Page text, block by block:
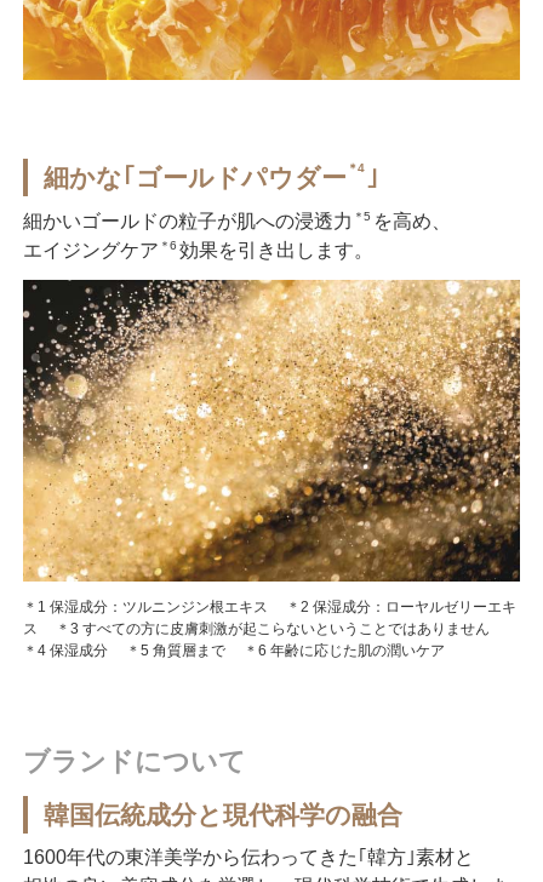
細かな｢ゴールドパウダー ＊4 ｣
細かいゴールドの粒子が肌への浸透力 ＊5 を高め、
エイジングケア ＊6 効果を引き出します。
＊1 保湿成分：ツルニンジン根エキス ＊2 保湿成分：ローヤルゼリーエキ
ス ＊3 すべての方に皮膚刺激が起こらないということではありません
＊4 保湿成分 ＊5 角質層まで ＊6 年齢に応じた肌の潤いケア
ブランドについて
韓国伝統成分と現代科学の融合
1600年代の東洋美学から伝わってきた｢韓方｣素材と